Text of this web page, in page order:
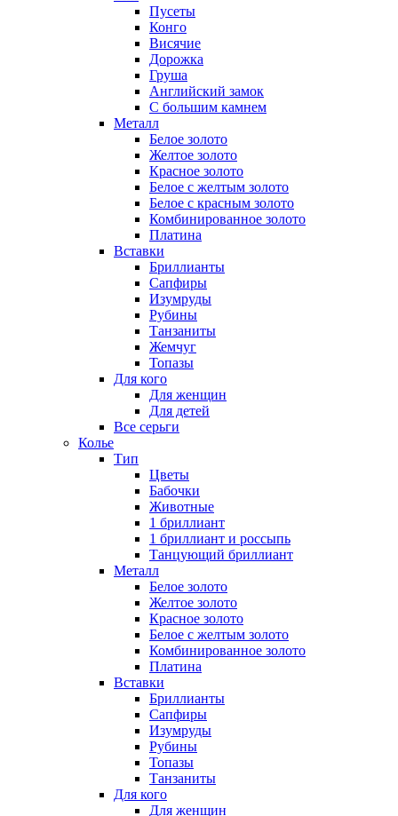
Пусеты
Конго
Висячие
Дорожка
Груша
Английский замок
С большим камнем
Металл
Белое золото
Желтое золото
Красное золото
Белое с желтым золото
Белое с красным золото
Комбинированное золото
Платина
Вставки
Бриллианты
Сапфиры
Изумруды
Рубины
Танзаниты
Жемчуг
Топазы
Для кого
Для женщин
Для детей
Все серьги
Колье
Тип
Цветы
Бабочки
Животные
1 бриллиант
1 бриллиант и россыпь
Танцующий бриллиант
Металл
Белое золото
Желтое золото
Красное золото
Белое с желтым золото
Комбинированное золото
Платина
Вставки
Бриллианты
Сапфиры
Изумруды
Рубины
Топазы
Танзаниты
Для кого
Для женщин